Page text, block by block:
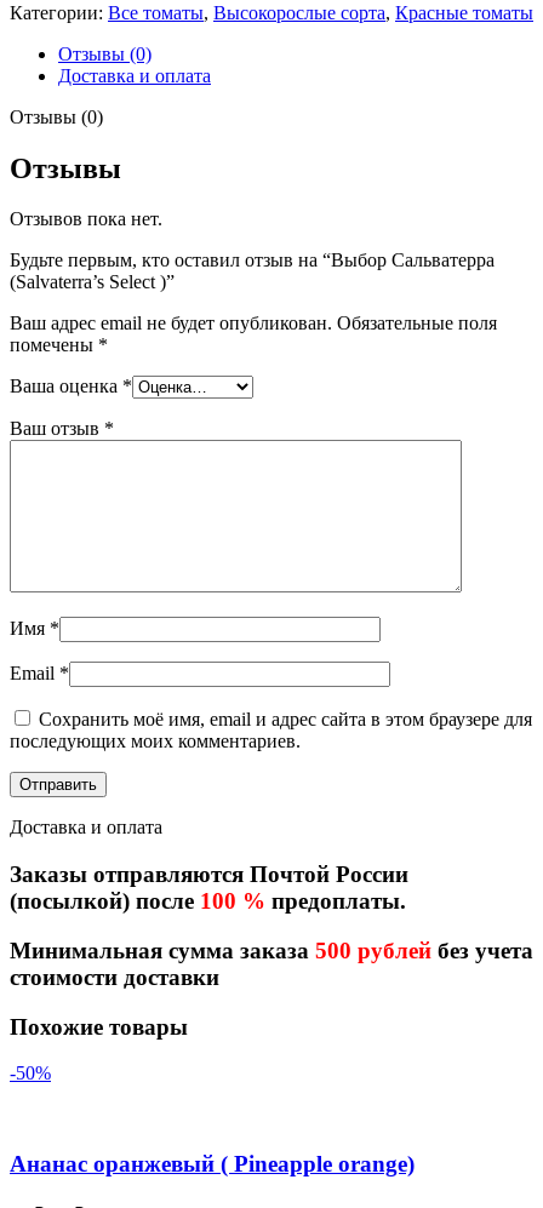
Категории: Все томаты, Высокорослые сорта, Красные томаты
Отзывы (0)
Доставка и оплата
Отзывы (0)
Отзывы
Отзывов пока нет.
Будьте первым, кто оставил отзыв на “Выбор Сальватерра
(Salvaterra’s Select )”
Ваш адрес email не будет опубликован. Обязательные поля
помечены *
Ваша оценка *
Ваш отзыв *
Имя *
Email *
Сохранить моё имя, email и адрес сайта в этом браузере для
последующих моих комментариев.
Доставка и оплата
Заказы отправляются Почтой России
(посылкой) после 100 % предоплаты.
Минимальная сумма заказа 500 рублей без учета
стоимости доставки
Похожие товары
-50%
Ананас оранжевый ( Pineapple orange)